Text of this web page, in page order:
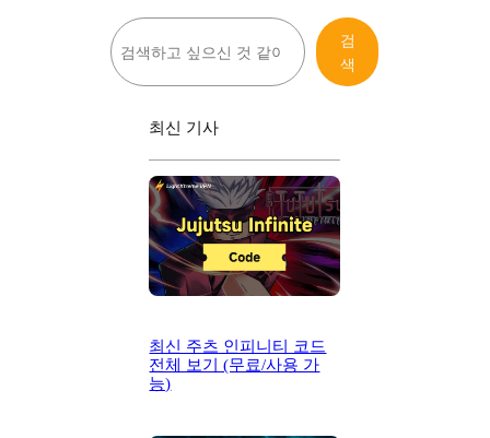
검
색
검
색
최신 기사
최신 주츠 인피니티 코드
전체 보기 (무료/사용 가
능)